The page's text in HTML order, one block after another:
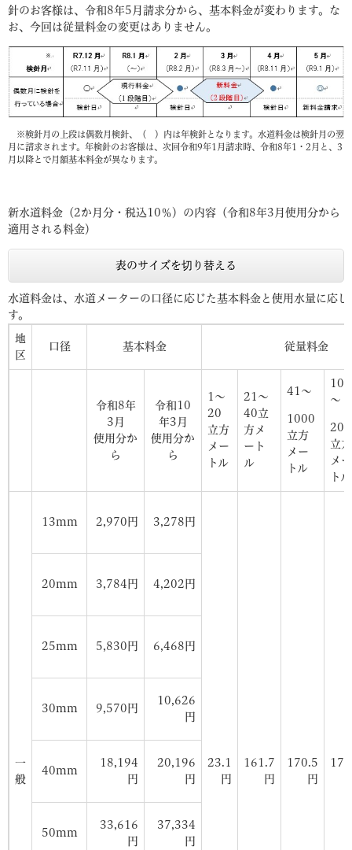
針のお客様は、令和8年5月請求分から、基本料金が変わります。な
お、今回は従量料金の変更はありません。
※検針月の上段は偶数月検針、（ ）内は年検針となります。水道料金は検針月の翌
月に請求されます。年検針のお客様は、次回令和9年1月請求時、令和8年1・2月と、3
月以降とで月額基本料金が異なります。
新水道料金（2か月分・税込10％）の内容（令和8年3月使用分から
適用される料金）
表のサイズを切り替える
水道料金は、水道メーターの口径に応じた基本料金と使用水量に応
す。
地
区
口径 基本料金 従量料金
令和8年
3月
使用分か
ら
令和10
年3月
使用分か
ら
1～
20
立方
メー
トル
21～
40立
方メ
ート
ル
41～
1000
立方
メー
トル
～
立方
メー
トル
一
般
13mm 2,970円 3,278円
23.1
円
161.7
円
170.5
円
20mm 3,784円 4,202円
25mm 5,830円 6,468円
30mm 9,570円
10,626
円
40mm
18,194
円
20,196
円
50mm
33,616
円
37,334
円